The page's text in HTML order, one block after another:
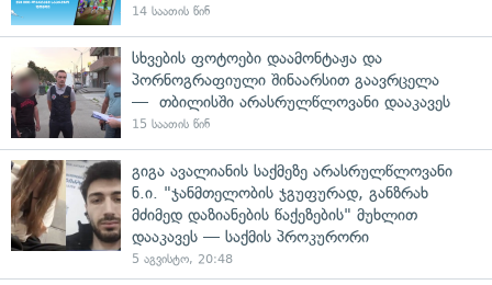
14 საათის წინ
სხვების ფოტოები დაამონტაჟა და
პორნოგრაფიული შინაარსით გაავრცელა
— თბილისში არასრულწლოვანი დააკავეს
15 საათის წინ
გიგა ავალიანის საქმეზე არასრულწლოვანი
ნ.ი. "ჯანმთელობის ჯგუფურად, განზრახ
მძიმედ დაზიანების წაქეზების" მუხლით
დააკავეს — საქმის პროკურორი
5 აგვისტო, 20:48